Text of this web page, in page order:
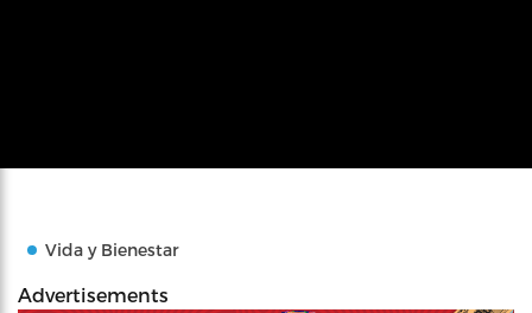
Vida y Bienestar
Advertisements